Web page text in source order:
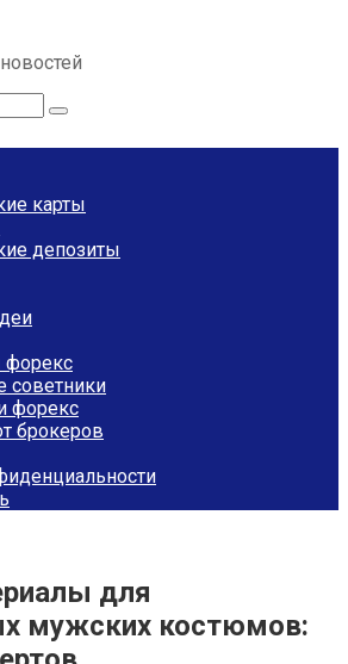
карты
депозиты
советники
форекс
брокеров
для
мужских костюмов: